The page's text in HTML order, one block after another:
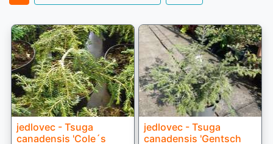
jedlovec - Tsuga
canadensis 'Cole´s
jedlovec - Tsuga
canadensis 'Gentsch